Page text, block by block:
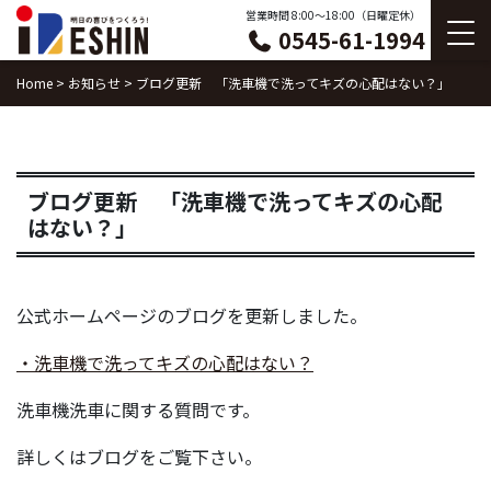
Skip
content
営業時間 8:00〜18:00（日曜定休）
0545-61-1994
Home > お知らせ > ブログ更新 「洗車機で洗ってキズの心配はない？」
ブログ更新 「洗車機で洗ってキズの心配
はない？」
公式ホームページのブログを更新しました。
・洗車機で洗ってキズの心配はない？
洗車機洗車に関する質問です。
詳しくはブログをご覧下さい。